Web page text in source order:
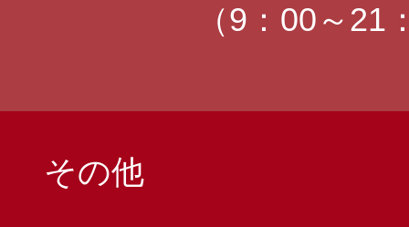
（9：00～21
その他